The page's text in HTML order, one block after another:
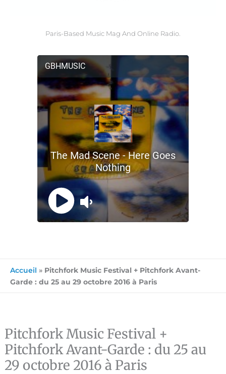
Paris-Based Music Mag And Online Radio.
Accueil » Pitchfork Music Festival + Pitchfork Avant-
Garde : du 25 au 29 octobre 2016 à Paris
Pitchfork Music Festival +
Pitchfork Avant-Garde : du 25 au
29 octobre 2016 à Paris